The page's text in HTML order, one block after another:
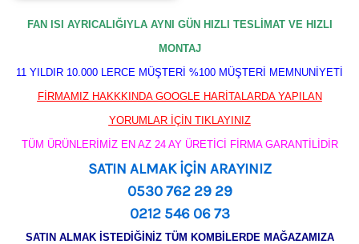
FAN ISI AYRICALIĞIYLA AYNI GÜN HIZLI TESLİMAT VE HIZLI
MONTAJ
11 YILDIR 10.000 LERCE MÜŞTERİ %100 MÜŞTERİ MEMNUNİYETİ
FİRMAMIZ HAKKKINDA GOOGLE HARİTALARDA YAPILAN
YORUMLAR İÇİN TIKLAYINIZ
TÜM ÜRÜNLERİMİZ EN AZ 24 AY ÜRETİCİ FİRMA GARANTİLİDİR
SATIN ALMAK İÇİN ARAYINIZ
0530 762 29 29
0212 546 06 73
SATIN ALMAK İSTEDİĞİNİZ TÜM KOMBİLERDE MAĞAZAMIZA